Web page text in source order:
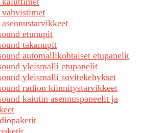
vahvistimet
etunupit
takanupit
automallikohtaiset etupanelit
yleismalli etupanelit
yleismalli sovitekehykset
radion kiinnitystarvikkeet
kaiutin asennuspaneelit ja